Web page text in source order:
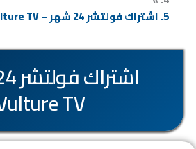
اشتراك فولتشر 24 شهر – Vulture TV
TV